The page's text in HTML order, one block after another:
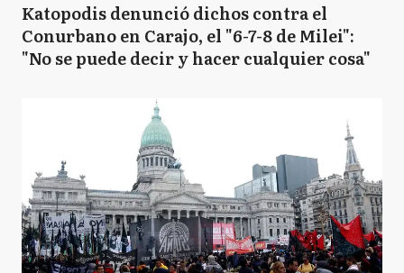
Katopodis denunció dichos contra el
Conurbano en Carajo, el "6-7-8 de Milei":
"No se puede decir y hacer cualquier cosa"